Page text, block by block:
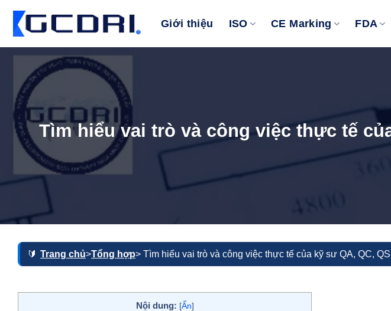
Giới thiệu ISO CE Marking FDA
Tìm hiểu vai trò và công việc thực tế
Trang chủ>Tổng hợp> Tìm hiểu vai trò và công việc thực tế của kỹ sư QA, QC,
Nội dung: [Ẩn]